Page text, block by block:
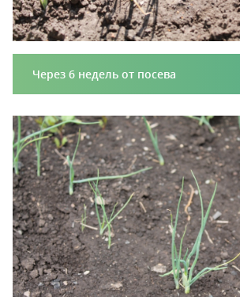
Через 6 недель от посева